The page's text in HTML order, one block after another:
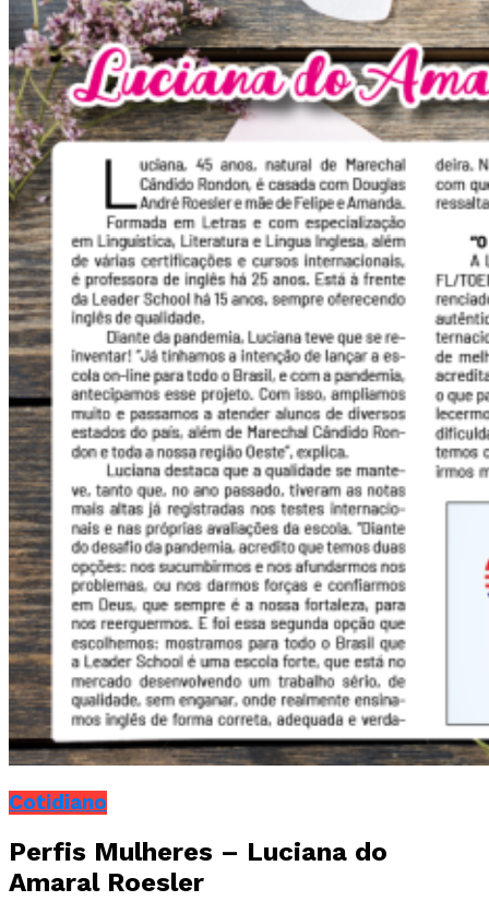
Cotidiano
Perfis Mulheres – Luciana do
Amaral Roesler